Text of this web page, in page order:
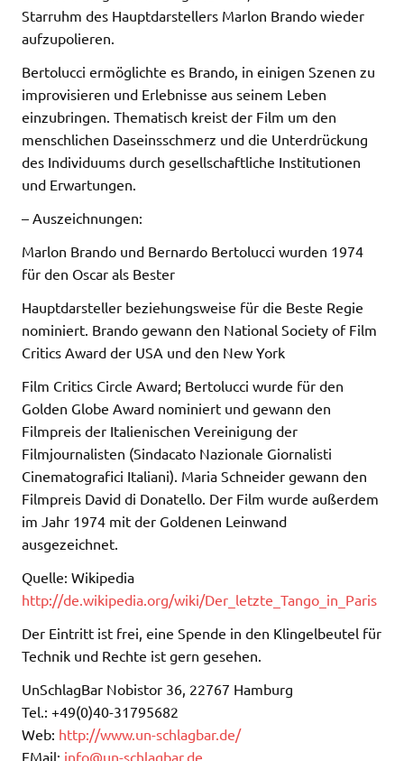
Starruhm des Hauptdarstellers Marlon Brando wieder
aufzupolieren.
Bertolucci ermöglichte es Brando, in einigen Szenen zu
improvisieren und Erlebnisse aus seinem Leben
einzubringen. Thematisch kreist der Film um den
menschlichen Daseinsschmerz und die Unterdrückung
des Individuums durch gesellschaftliche Institutionen
und Erwartungen.
– Auszeichnungen:
Marlon Brando und Bernardo Bertolucci wurden 1974
für den Oscar als Bester
Hauptdarsteller beziehungsweise für die Beste Regie
nominiert. Brando gewann den National Society of Film
Critics Award der USA und den New York
Film Critics Circle Award; Bertolucci wurde für den
Golden Globe Award nominiert und gewann den
Filmpreis der Italienischen Vereinigung der
Filmjournalisten (Sindacato Nazionale Giornalisti
Cinematografici Italiani). Maria Schneider gewann den
Filmpreis David di Donatello. Der Film wurde außerdem
im Jahr 1974 mit der Goldenen Leinwand
ausgezeichnet.
Quelle: Wikipedia
http://de.wikipedia.org/wiki/Der_letzte_Tango_in_Paris
Der Eintritt ist frei, eine Spende in den Klingelbeutel für
Technik und Rechte ist gern gesehen.
UnSchlagBar Nobistor 36, 22767 Hamburg
Tel.: +49(0)40-31795682
Web: http://www.un-schlagbar.de/
EMail: info@un-schlagbar.de